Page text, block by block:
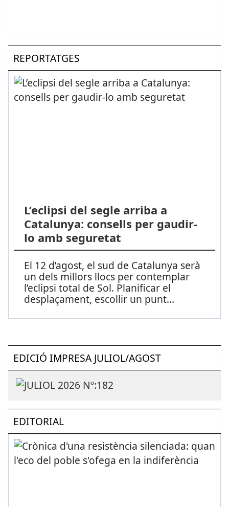
REPORTATGES
L’eclipsi del segle arriba a
Catalunya: consells per gaudir-
lo amb seguretat
El 12 d’agost, el sud de Catalunya serà
un dels millors llocs per contemplar
l’eclipsi total de Sol. Planificar el
desplaçament, escollir un punt...
EDICIÓ IMPRESA JULIOL/AGOST
EDITORIAL